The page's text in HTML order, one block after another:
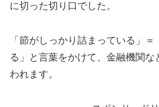
に切った切り口でした。
「節がしっかり詰まっている」
る」と言葉をかけて、金融機関
われます。